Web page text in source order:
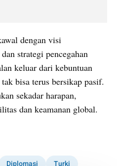
dengan visi
keluar dari kebuntuan
bisa terus bersikap pasif.
sekadar harapan,
dan keamanan global.
Diplomasi Turki